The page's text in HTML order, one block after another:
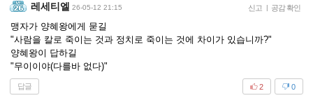
레세티엘 26-05-12 21:15 신고 | 공감 확인
맹자가 양혜왕에게 묻길
"사람을 칼로 죽이는 것과 정치로 죽이는 것에 차이가 있습니까?"
양혜왕이 답하길
"무이이야(다를바 없다)"
답글 0
2